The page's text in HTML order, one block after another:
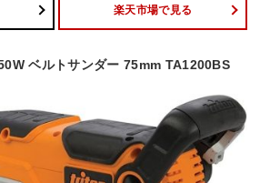
楽天市場で見る
ベルトサンダー 75mm TA1200BS